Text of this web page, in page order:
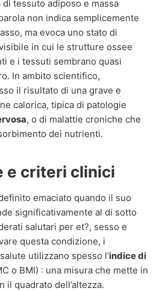
tessuto adiposo e massa
non indica semplicemente
ma evoca uno stato di
in cui le strutture ossee
e i tessuti sembrano quasi
In ambito scientifico,
il risultato di una grave e
calorica, tipica di patologie
, o di malattie croniche che
dei nutrienti.
e criteri clinici
emaciato quando il suo
significativamente al di sotto
salutari per et?, sesso e
questa condizione, i
utilizzano spesso l’indice di
o BMI) : una misura che mette in
il quadrato dell’altezza.